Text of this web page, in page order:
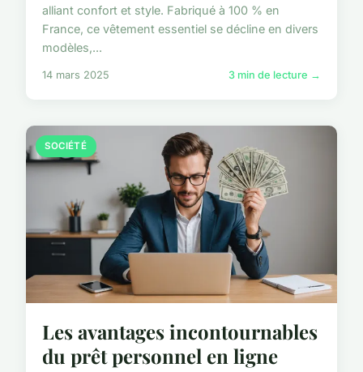
alliant confort et style. Fabriqué à 100 % en
France, ce vêtement essentiel se décline en divers
modèles,...
14 mars 2025 3 min de lecture →
SOCIÉTÉ
Les avantages incontournables
du prêt personnel en ligne